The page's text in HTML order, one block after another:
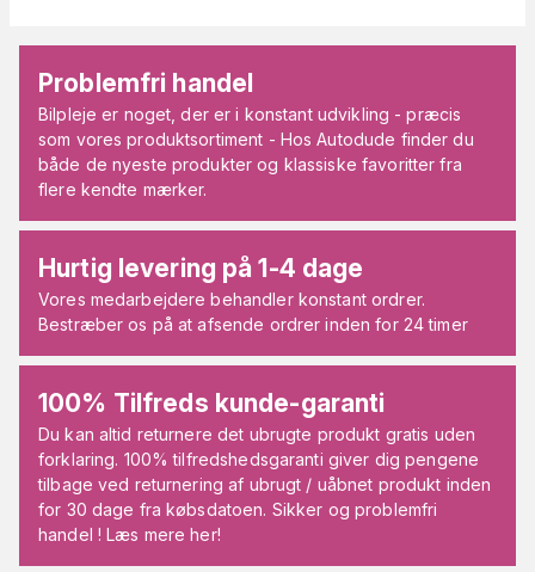
Problemfri handel
Bilpleje er noget, der er i konstant udvikling - præcis
som vores produktsortiment - Hos Autodude finder du
både de nyeste produkter og klassiske favoritter fra
flere kendte mærker.
Hurtig levering på 1-4 dage
Vores medarbejdere behandler konstant ordrer.
Bestræber os på at afsende ordrer inden for 24 timer
100% Tilfreds kunde-garanti
Du kan altid returnere det ubrugte produkt gratis uden
forklaring. 100% tilfredshedsgaranti giver dig pengene
tilbage ved returnering af ubrugt / uåbnet produkt inden
for 30 dage fra købsdatoen. Sikker og problemfri
handel ! Læs mere her!